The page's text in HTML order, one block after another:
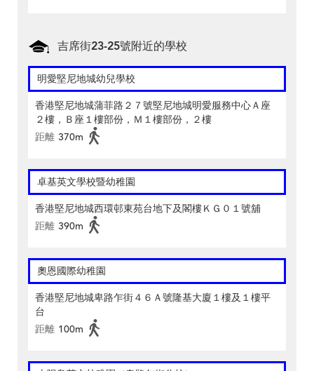
吉席街23-25號附近的學校
明愛堅尼地城幼兒學校
香港堅尼地城蒲菲路２７號堅尼地城明愛服務中心Ａ座
２樓，Ｂ座１樓部份，Ｍ１樓部份，２樓
距離 370m
卓基英文學校暨幼稚園
香港堅尼地城西環邨東苑台地下及閣樓ＫＧ０１號舖
距離 390m
奧恩國際幼稚園
香港堅尼地城卑路乍街４６Ａ號隆基大廈１樓及１樓平
台
距離 100m